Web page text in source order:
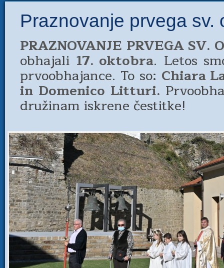
Praznovanje prvega sv.
PRAZNOVANJE PRVEGA SV.
obhajali 17. oktobra. Letos
prvoobhajance. To so: Chiara
in Domenico Litturi.
družinam iskrene čestitke!